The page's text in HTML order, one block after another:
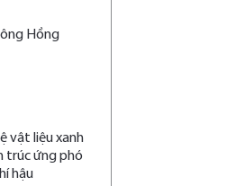
Hồng
vật liệu xanh
trúc ứng phó
hậu